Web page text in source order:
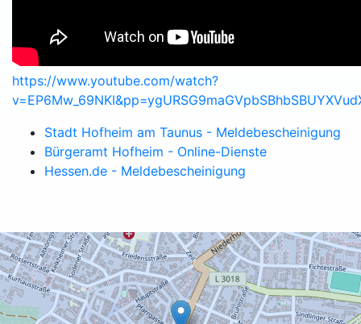
https://www.youtube.com/watch?
Stadt Hofheim am Taunus - Meldebescheinigung
Bürgeramt Hofheim - Online-Dienste
Hessen.de - Meldebescheinigung